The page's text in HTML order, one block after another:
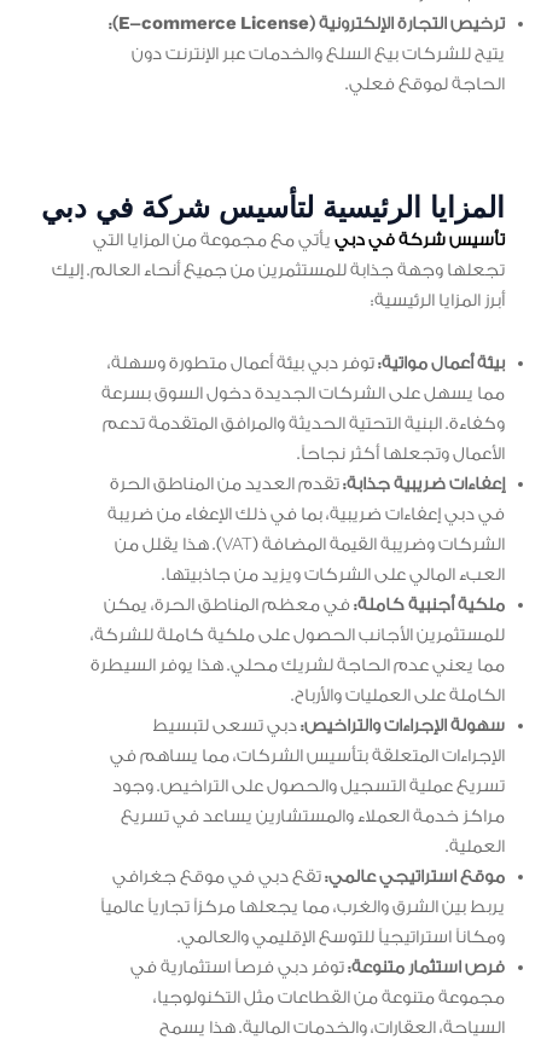
ترخيص التجارة الإلكترونية (E-commerce License):
يتيح للشركات بيع السلع والخدمات عبر الإنترنت دون
الحاجة لموقع فعلي.
المزايا الرئيسية لتأسيس شركة في دبي
تأسيس شركة في دبي يأتي مع مجموعة من المزايا التي
تجعلها وجهة جذابة للمستثمرين من جميع أنحاء العالم. إليك
أبرز المزايا الرئيسية:
بيئة أعمال مواتية:توفر دبي بيئة أعمال متطورة وسهلة،
مما يسهل على الشركات الجديدة دخول السوق بسرعة
وكفاءة. البنية التحتية الحديثة والمرافق المتقدمة تدعم
الأعمال وتجعلها أكثر نجاحاً.
إعفاءات ضريبية جذابة:تقدم العديد من المناطق الحرة
في دبي إعفاءات ضريبية، بما في ذلك الإعفاء من ضريبة
الشركات وضريبة القيمة المضافة (VAT). هذا يقلل من
العبء المالي على الشركات ويزيد من جاذبيتها.
ملكية أجنبية كاملة:في معظم المناطق الحرة، يمكن
للمستثمرين الأجانب الحصول على ملكية كاملة للشركة،
مما يعني عدم الحاجة لشريك محلي. هذا يوفر السيطرة
الكاملة على العمليات والأرباح.
سهولة الإجراءات والتراخيص:دبي تسعى لتبسيط
الإجراءات المتعلقة بتأسيس الشركات، مما يساهم في
تسريع عملية التسجيل والحصول على التراخيص. وجود
مراكز خدمة العملاء والمستشارين يساعد في تسريع
العملية.
موقع استراتيجي عالمي:تقع دبي في موقع جغرافي
يربط بين الشرق والغرب، مما يجعلها مركزاً تجارياً عالمياً
ومكاناً استراتيجياً للتوسع الإقليمي والعالمي.
فرص استثمار متنوعة:توفر دبي فرصاً استثمارية في
مجموعة متنوعة من القطاعات مثل التكنولوجيا،
السياحة، العقارات، والخدمات المالية. هذا يسمح